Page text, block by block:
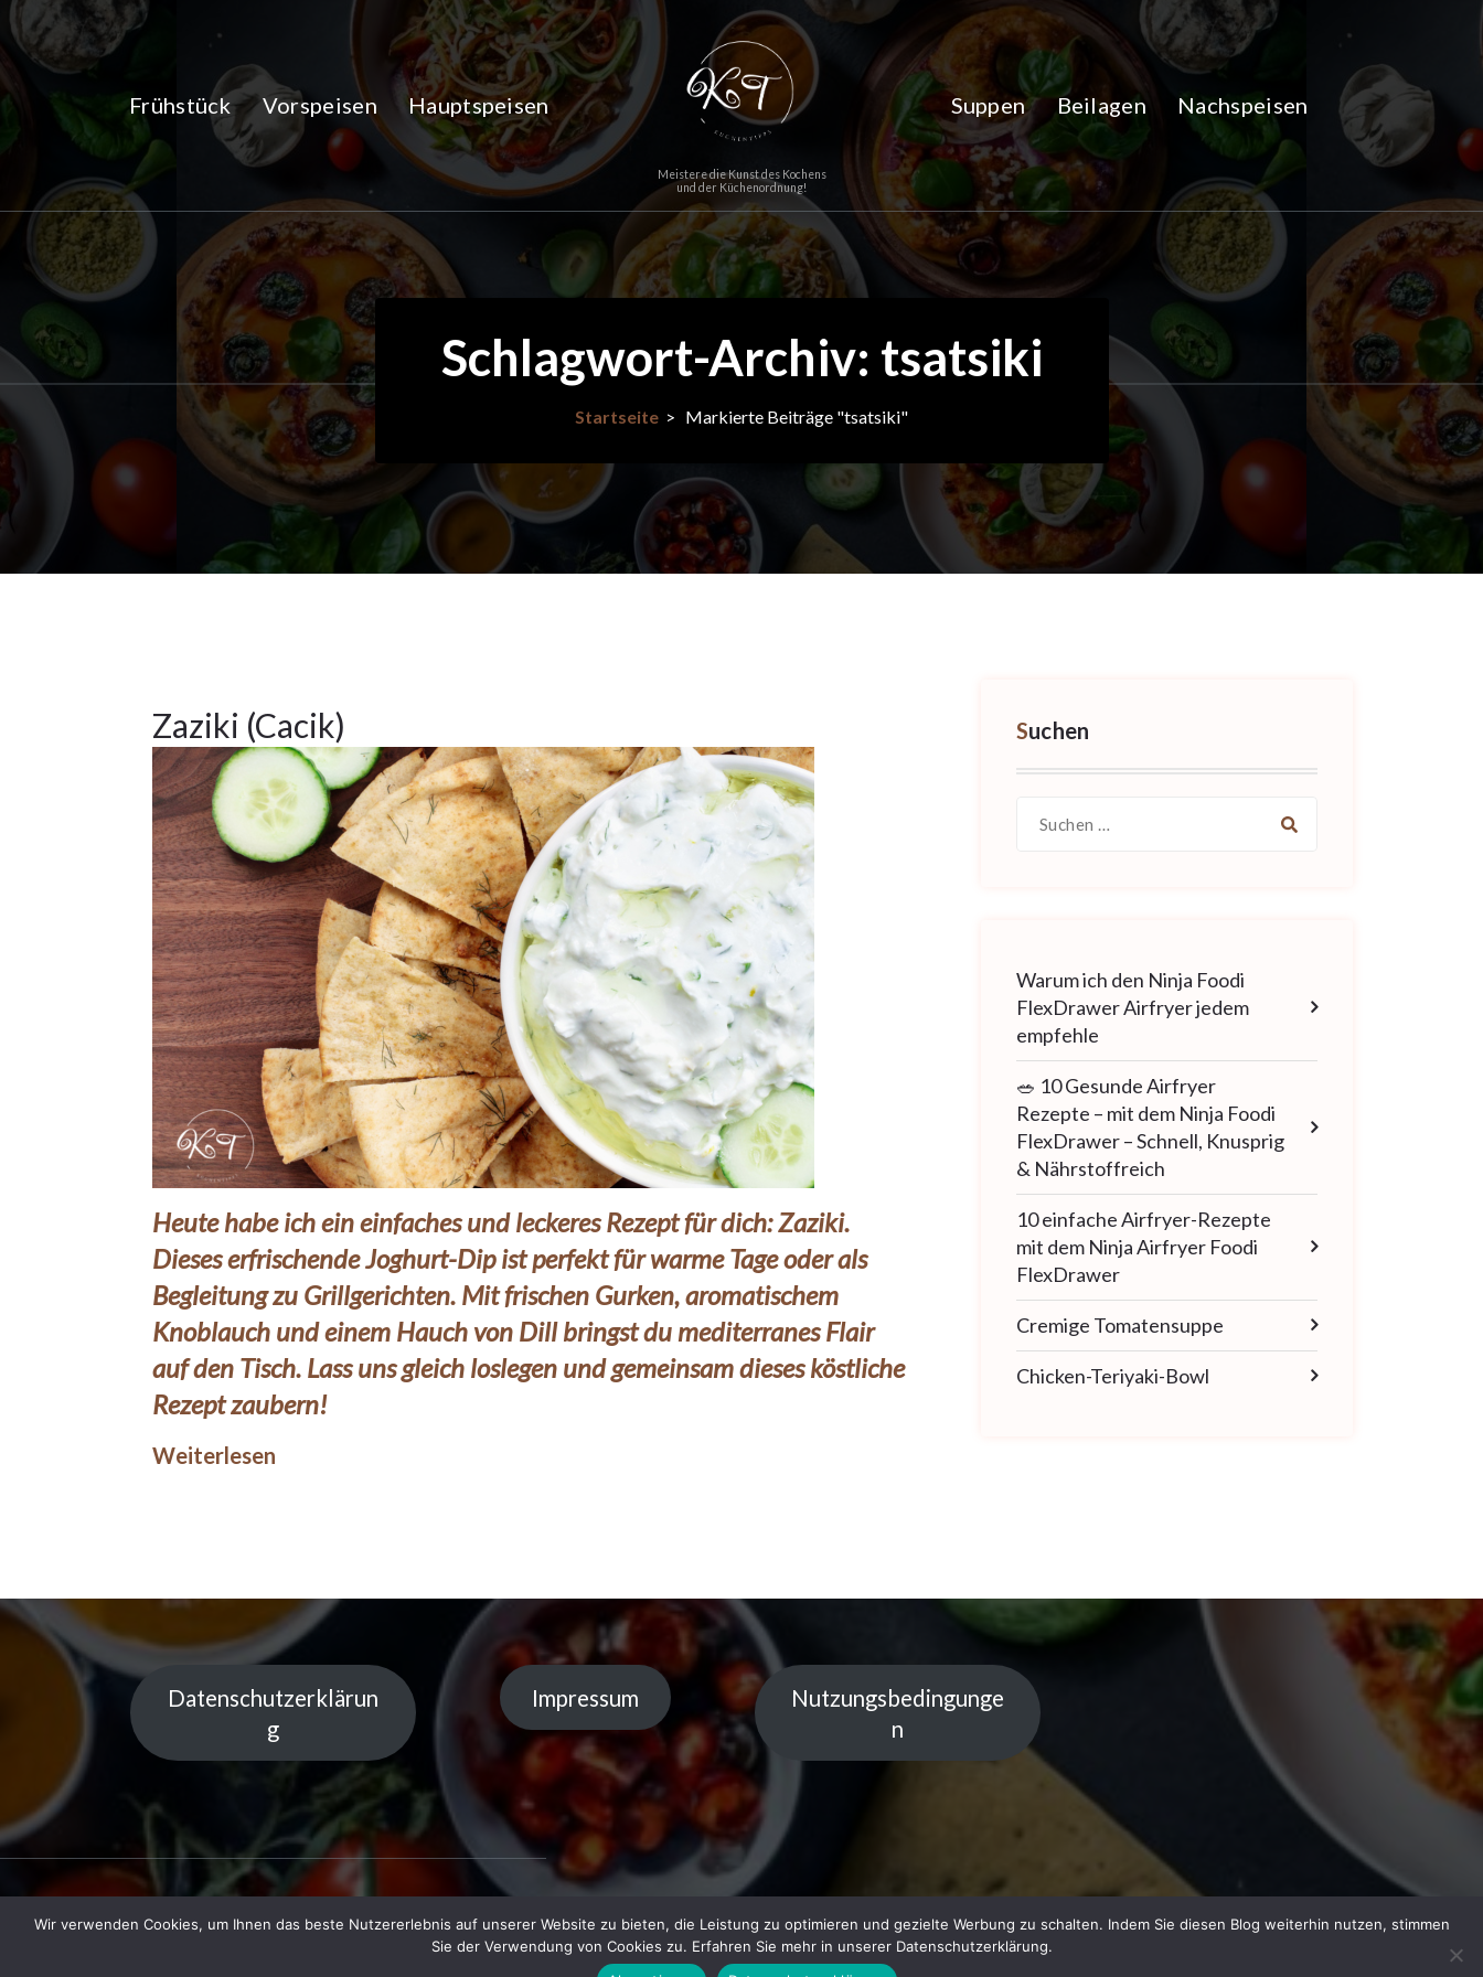
Zum
Inhalt
springen
Frühstück Vorspeisen Hauptspeisen
Meistere die Kunst des Kochens
und der Küchenordnung!
Suppen Beilagen Nachspeisen
Schlagwort-Archiv: tsatsiki
Startseite > Markierte Beiträge "tsatsiki"
28
OKT.
2024
28Okt.
Zaziki (Cacik)
Heute habe ich ein einfaches und leckeres Rezept für dich: Zaziki.
Dieses erfrischende Joghurt-Dip ist perfekt für warme Tage oder als
Begleitung zu Grillgerichten. Mit frischen Gurken, aromatischem
Knoblauch und einem Hauch von Dill bringst du mediterranes Flair
auf den Tisch. Lass uns gleich loslegen und gemeinsam dieses köstliche
Rezept zaubern!
Weiterlesen
Suchen
nach:
Warum ich den Ninja Foodi
FlexDrawer Airfryer jedem
empfehle
🥗 10 Gesunde Airfryer
Rezepte – mit dem Ninja Foodi
FlexDrawer – Schnell, Knusprig
& Nährstoffreich
10 einfache Airfryer-Rezepte
mit dem Ninja Airfryer Foodi
FlexDrawer
Cremige Tomatensuppe
Chicken-Teriyaki-Bowl
Datenschutzerklärun
g
Impressum
Nutzungsbedingunge
n
Copyright © 2023 Küchentipps | Powered by
Wir verwenden Cookies, um Ihnen das beste Nutzererlebnis auf unserer Website zu bieten, die Leistung zu optimieren und gezielte Werbung zu schalten. Indem Sie diesen Blog weiterhin nutzen, stimmen
Sie der Verwendung von Cookies zu. Erfahren Sie mehr in unserer Datenschutzerklärung.